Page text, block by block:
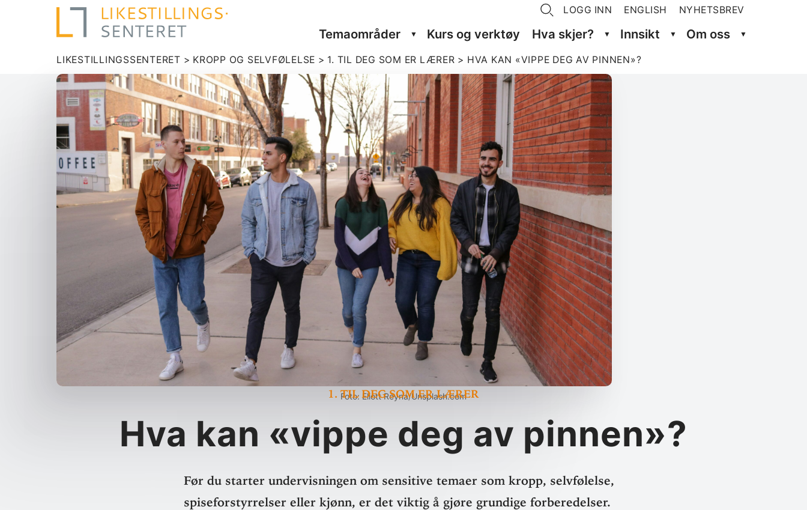
LOGG INN ENGLISH NYHETSBREV
Tema­om­råder Kurs og verktøy Hva skjer? Innsikt Om oss
LIKESTILLINGSSENTERET > KROPP OG SELVFØLELSE > 1. TIL DEG SOM ER LÆRER > HVA KAN «VIPPE DEG AV PINNEN»?
Foto: Eliott Reyna/Unsplash.com
1. Til deg som er lærer
Hva kan «vippe deg av pinnen»?
Før du starter under­vis­ningen om sen­sitive temaer som kropp, selv­fø­lelse,
spise­for­styr­relser eller kjønn, er det viktig å gjøre grundige for­be­re­delser.